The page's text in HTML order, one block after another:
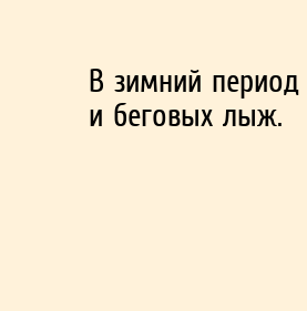
В зимний период
и беговых лыж.